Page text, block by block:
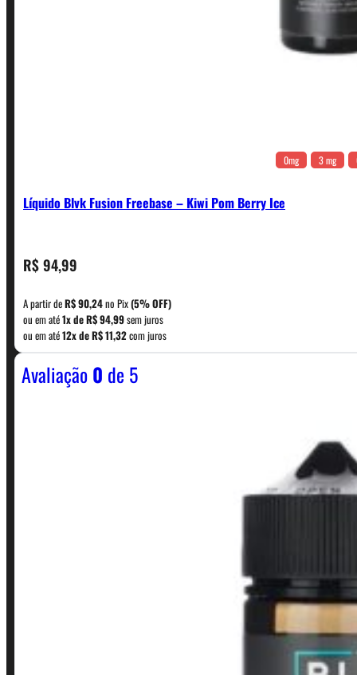
0mg 3 mg
Líquido Blvk Fusion Freebase – Kiwi Pom Berry Ice
R$94,99
A partir deR$90,24no Pix(5% OFF)
ou em até1x deR$94,99sem juros
ou em até12x deR$11,32com juros
Avaliação0 de 5
CONTATO
WhatsApp: (11) 5229-0120
Horário: Política de Horario e Fretes